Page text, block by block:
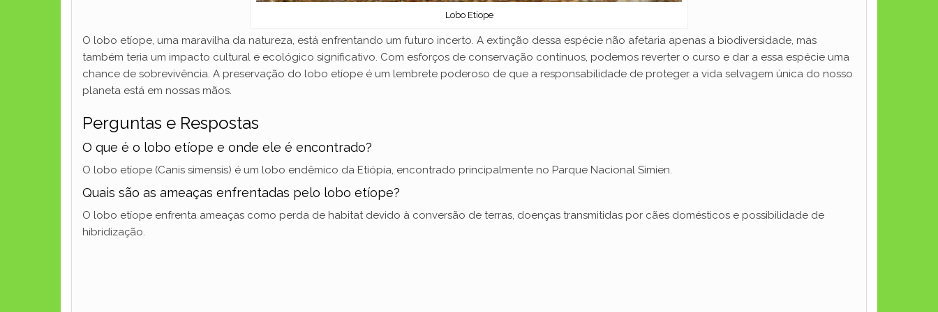
Lobo Etiope
O lobo etíope, uma maravilha da natureza, está enfrentando um futuro incerto. A extinção dessa espécie não afetaria apenas a biodiversidade, mas
também teria um impacto cultural e ecológico significativo. Com esforços de conservação contínuos, podemos reverter o curso e dar a essa espécie uma
chance de sobrevivência. A preservação do lobo etíope é um lembrete poderoso de que a responsabilidade de proteger a vida selvagem única do nosso
planeta está em nossas mãos.
Perguntas e Respostas
O que é o lobo etíope e onde ele é encontrado?
O lobo etíope (Canis simensis) é um lobo endêmico da Etiópia, encontrado principalmente no Parque Nacional Simien.
Quais são as ameaças enfrentadas pelo lobo etíope?
O lobo etíope enfrenta ameaças como perda de habitat devido à conversão de terras, doenças transmitidas por cães domésticos e possibilidade de
hibridização.